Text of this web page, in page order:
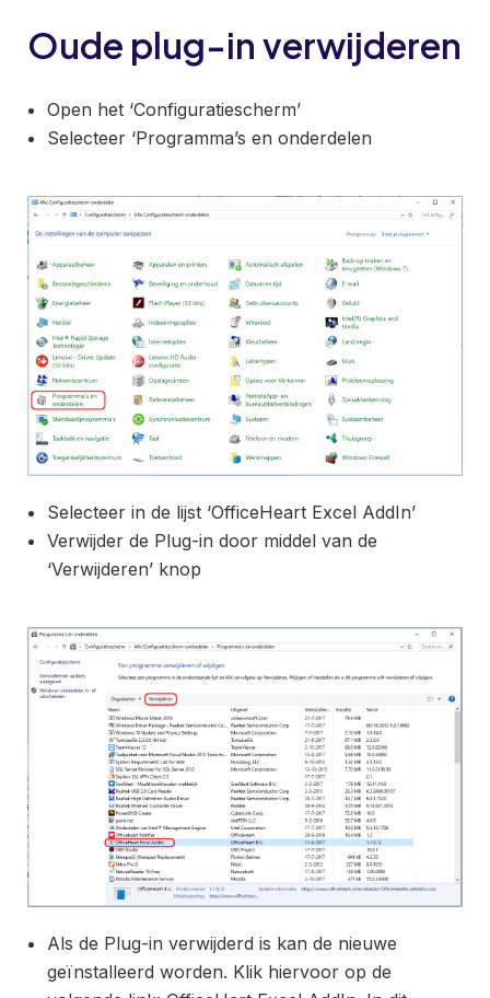
Oude plug-in verwijderen
Open het ‘Configuratiescherm’
Selecteer ‘Programma’s en onderdelen
Selecteer in de lijst ‘OfficeHeart Excel AddIn’
Verwijder de Plug-in door middel van de
‘Verwijderen’ knop
Als de Plug-in verwijderd is kan de nieuwe
geïnstalleerd worden. Klik hiervoor op de